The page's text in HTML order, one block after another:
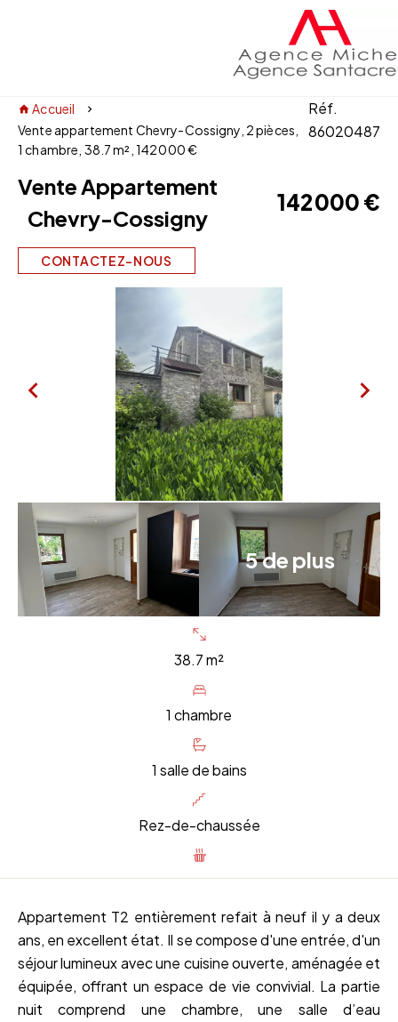
Accueil
Vente appartement Chevry-Cossigny, 2 pièces,
1 chambre, 38.7 m², 142 000 €
Réf.
86020487
CONTACTEZ-NOUS
Vente Appartement
Chevry-Cossigny
142 000 €
5 de plus
38.7 m²
1 chambre
1 salle de bains
Rez-de-chaussée
Appartement T2 entièrement refait à neuf il y a deux
ans, en excellent état. Il se compose d'une entrée, d'un
séjour lumineux avec une cuisine ouverte, aménagée et
équipée, offrant un espace de vie convivial. La partie
nuit comprend une chambre, une salle d’eau